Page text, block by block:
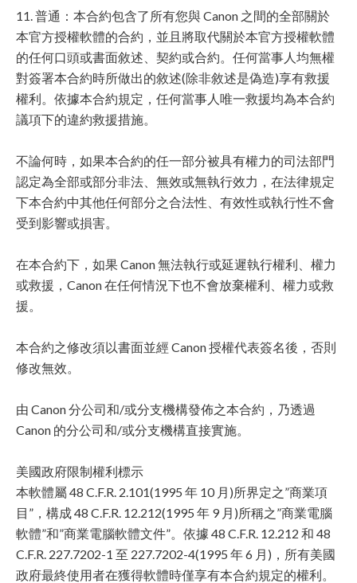
11. 普通：本合約包含了所有您與 Canon 之間的全部關於
本官方授權軟體的合約，並且將取代關於本官方授權軟體
的任何口頭或書面敘述、契約或合約。任何當事人均無權
對簽署本合約時所做出的敘述(除非敘述是偽造)享有救援
權利。依據本合約規定，任何當事人唯一救援均為本合約
議項下的違約救援措施。
不論何時，如果本合約的任一部分被具有權力的司法部門
認定為全部或部分非法、無效或無執行效力，在法律規定
下本合約中其他任何部分之合法性、有效性或執行性不會
受到影響或損害。
在本合約下，如果 Canon 無法執行或延遲執行權利、權力
或救援，Canon 在任何情況下也不會放棄權利、權力或救
援。
本合約之修改須以書面並經 Canon 授權代表簽名後，否則
修改無效。
由 Canon 分公司和/或分支機構發佈之本合約，乃透過
Canon 的分公司和/或分支機構直接實施。
美國政府限制權利標示
本軟體屬 48 C.F.R. 2.101(1995 年 10 月)所界定之”商業項
目”，構成 48 C.F.R. 12.212(1995 年 9 月)所稱之”商業電腦
軟體”和”商業電腦軟體文件”。依據 48 C.F.R. 12.212 和 48
C.F.R. 227.7202-1 至 227.7202-4(1995 年 6 月)，所有美國
政府最終使用者在獲得軟體時僅享有本合約規定的權利。